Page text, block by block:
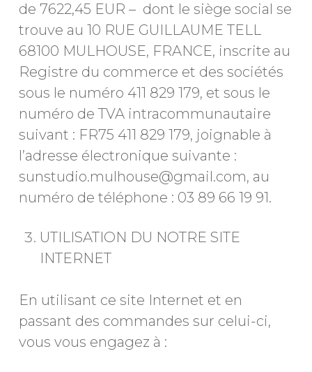
de 7622,45 EUR – dont le siège social se
trouve au 10 RUE GUILLAUME TELL
68100 MULHOUSE, FRANCE, inscrite au
Registre du commerce et des sociétés
sous le numéro 411 829 179, et sous le
numéro de TVA intracommunautaire
suivant : FR75 411 829 179, joignable à
l’adresse électronique suivante :
sunstudio.mulhouse@gmail.com, au
numéro de téléphone : 03 89 66 19 91.
UTILISATION DU NOTRE SITE
INTERNET
En utilisant ce site Internet et en
passant des commandes sur celui-ci,
vous vous engagez à :